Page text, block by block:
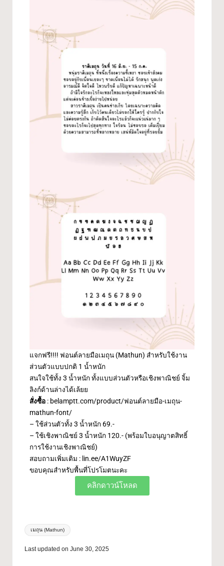
แจกฟรี!!!! ฟอนต์ลายมือเมถุน (Mathun) สำหรับใช้งาน
ส่วนตัวแบบปกติ 1 น้ำหนัก
สนใจใช้ทั้ง 3 น้ำหนัก ทั้งแบบส่วนตัวหรือเชิงพาณิชย์ จิ้ม
ลิงก์ด้านล่างได้เล้ยย
สั่งซื้อ : belamptt.com/product/ฟอนต์ลายมือ-เมถุน-
mathun-font/
– ใช้ส่วนตัวทั้ง 3 น้ำหนัก 69.-
– ใช้เชิงพาณิชย์ 3 น้ำหนัก 120.- (พร้อมใบอนุญาตสิทธิ์
การใช้งานเชิงพาณิชย์)
สอบถามเพิ่มเติม : lin.ee/A1WuyZF
ขอบคุณสำหรับพื้นที่โปรโมตนะคะ
คลิกดาวน์โหลด
เมถุน (Mathun)
Last updated on June 30, 2025